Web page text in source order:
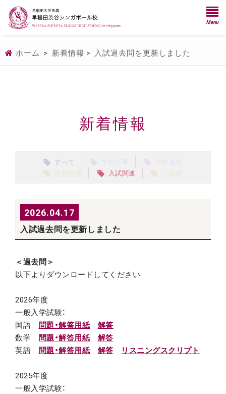
Menu
ホーム > 新着情報 > 入試過去問を更新しました
新着情報
すべて 学校行事
進路関連
入試関連 ご連絡
2026.04.17
入試過去問を更新しました
＜過去問＞
以下よりダウンロードしてください
2026年度
一般入学試験：
国語 問題・解答用紙
解答
数学 問題・解答用紙
解答
英語 問題・解答用紙 解答 リスニングスクリプト
2025年度
一般入学試験：